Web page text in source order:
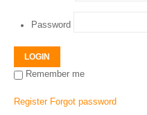
Password
LOGIN
Remember me
Register Forgot password